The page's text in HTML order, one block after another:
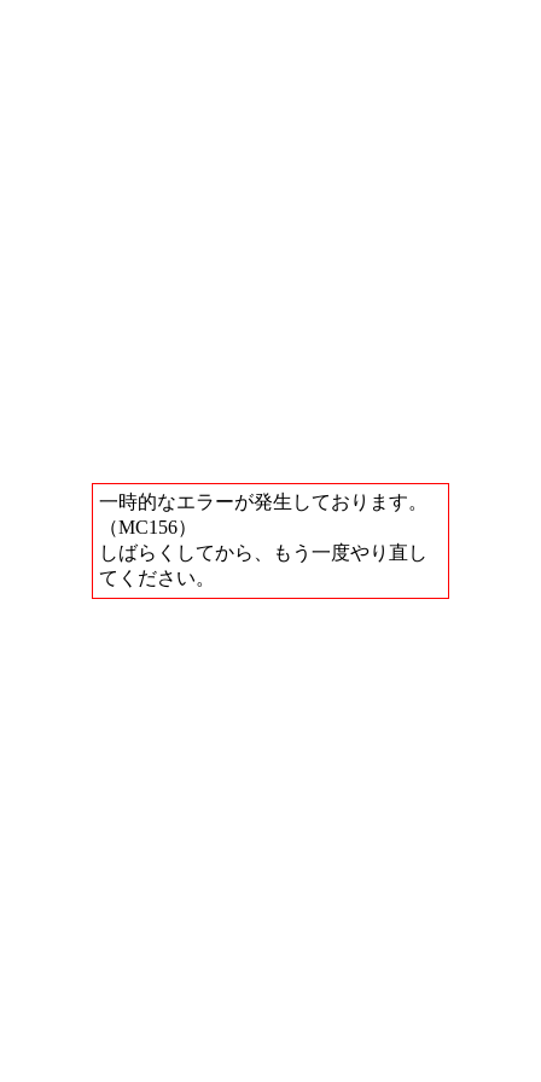
一時的なエラーが発生しております。
（MC156）
しばらくしてから、もう一度やり直し
てください。